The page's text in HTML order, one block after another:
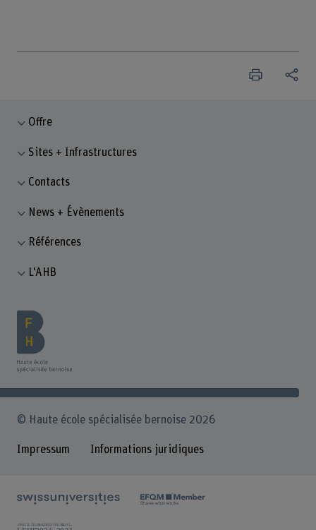
Offre
Sites + Infrastructures
Contacts
News + Évènements
Références
L'AHB
© Haute école spécialisée bernoise 2026
Impressum Informations juridiques